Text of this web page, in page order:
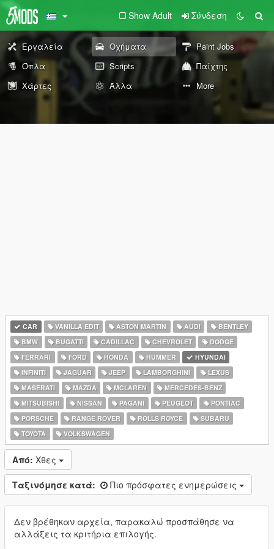
Show Adult Σύνδεση
Εργαλεία Οχήματα
Paint Jobs
Όπλα
Scripts
Παίχτης
Χάρτες
Άλλα More
CAR VANILLA EDIT ASTON MARTIN AUDI
BENTLEY
BMW
BUGATTI CADILLAC CHEVROLET
DODGE
FERRARI
FORD HONDA HUMMER
HYUNDAI
INFINITI
JAGUAR JEEP LAMBORGHINI
LEXUS
MASERATI
MAZDA MCLAREN
MERCEDES-BENZ
MITSUBISHI
NISSAN PAGANI PEUGEOT
PONTIAC
PORSCHE
RANGE ROVER ROLLS ROYCE
SUBARU
TOYOTA
VOLKSWAGEN
Από: Χθες
Ταξινόμησε κατά: Πιο πρόσφατες ενημερώσεις
Δεν βρέθηκαν αρχεία, παρακαλώ προσπάθησε να
αλλάξεις τα κριτήρια επιλογής.